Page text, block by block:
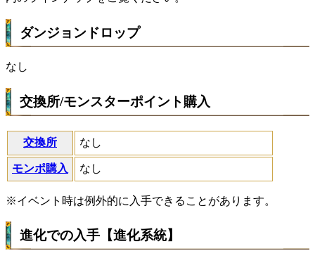
ダンジョンドロップ
なし
交換所/モンスターポイント購入
交換所 なし
モンポ購入 なし
※イベント時は例外的に入手できることがあります。
進化での入手【進化系統】